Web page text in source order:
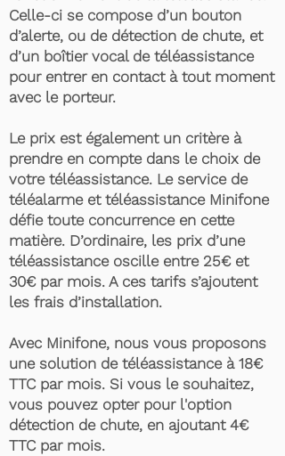
Celle-ci se compose d’un bouton
d’alerte, ou de détection de chute, et
d’un boîtier vocal de téléassistance
pour entrer en contact à tout moment
avec le porteur.
Le prix est également un critère à
prendre en compte dans le choix de
votre téléassistance. Le service de
téléalarme et téléassistance Minifone
défie toute concurrence en cette
matière. D’ordinaire, les prix d’une
téléassistance oscille entre 25€ et
30€ par mois. A ces tarifs s’ajoutent
les frais d’installation.
Avec Minifone, nous vous proposons
une solution de téléassistance à 18€
TTC par mois. Si vous le souhaitez,
vous pouvez opter pour l'option
détection de chute, en ajoutant 4€
TTC par mois.